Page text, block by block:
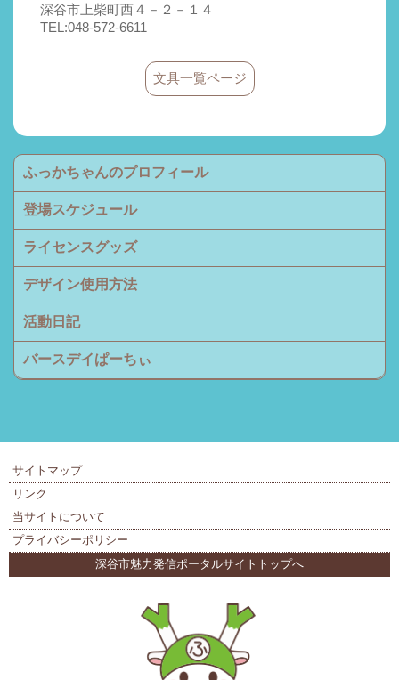
深谷市上柴町西４－２－１４
TEL:048-572-6611
文具一覧ページ
ふっかちゃんのプロフィール
登場スケジュール
ライセンスグッズ
デザイン使用方法
活動日記
バースデイぱーちぃ
サイトマップ
リンク
当サイトについて
プライバシーポリシー
深谷市魅力発信ポータルサイトトップへ